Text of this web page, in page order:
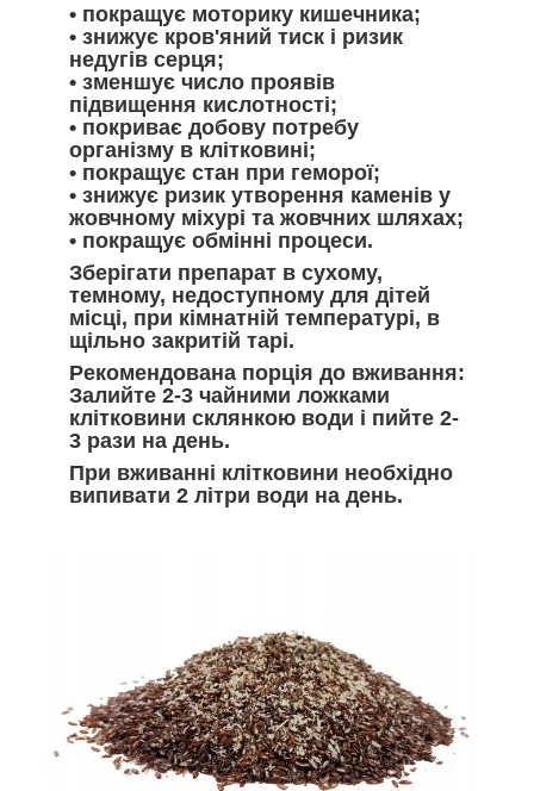
• покращує моторику кишечника;
• знижує кров'яний тиск і ризик
недугів серця;
• зменшує число проявів
підвищення кислотності;
• покриває добову потребу
організму в клітковині;
• покращує стан при геморої;
• знижує ризик утворення каменів у
жовчному міхурі та жовчних шляхах;
• покращує обмінні процеси.
Зберігати препарат в сухому,
темному, недоступному для дітей
місці, при кімнатній температурі, в
щільно закритій тарі.
Рекомендована порція до вживання:
Залийте 2-3 чайними ложками
клітковини склянкою води і пийте 2-
3 рази на день.
При вживанні клітковини необхідно
випивати 2 літри води на день.